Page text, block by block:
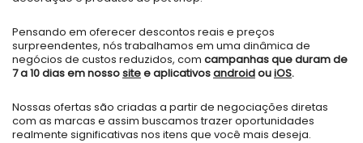
Pensando em oferecer descontos reais e preços
surpreendentes, nós trabalhamos em uma dinâmica de
negócios de custos reduzidos, com campanhas que duram de
7 a 10 dias em nossositee aplicativosandroidouiOS.
Nossas ofertas são criadas a partir de negociações diretas
com as marcas e assim buscamos trazer oportunidades
realmente significativas nos itens que você mais deseja.